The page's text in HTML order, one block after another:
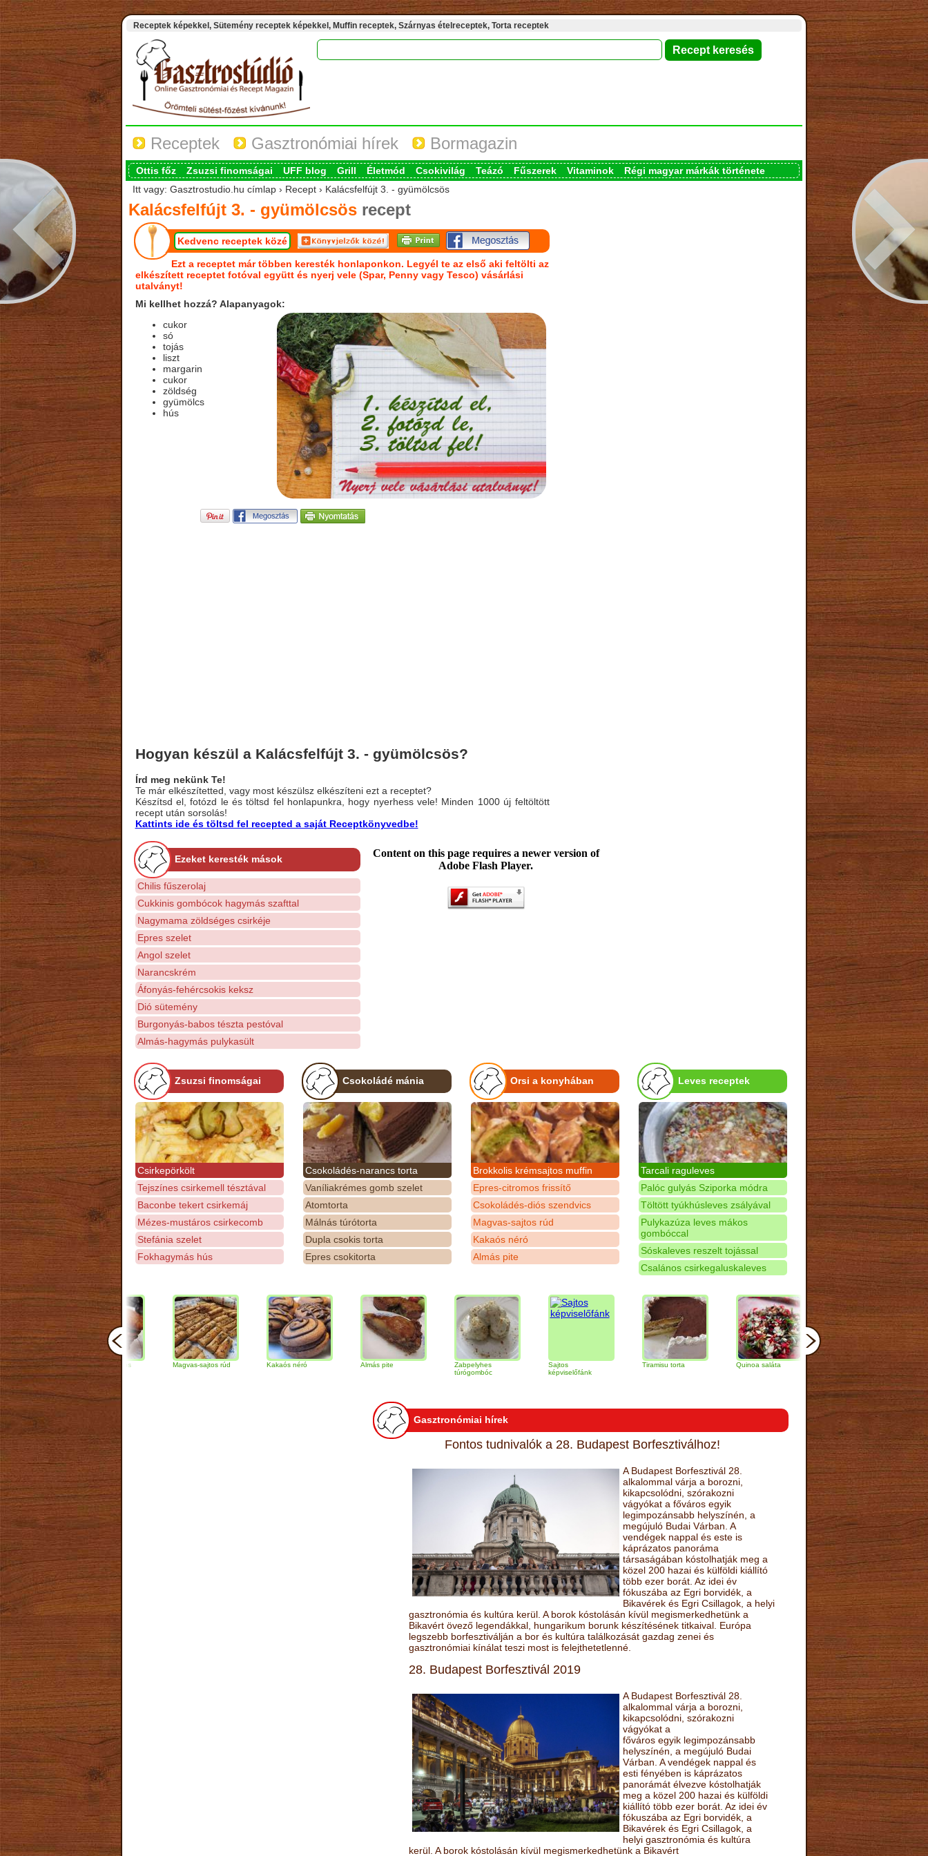
Receptek képekkel, Sütemény receptek képekkel, Muffin receptek, Szárnyas ételreceptek, Torta receptek
Receptek Gasztronómiai hírek Bormagazin
Ottis főz Zsuzsi finomságai UFF blog Grill Életmód Csokivilág Teázó Fűszerek Vitaminok
Régi magyar márkák története
Itt vagy: Gasztrostudio.hu címlap › Recept › Kalácsfelfújt 3. - gyümölcsös
Kalácsfelfújt 3. - gyümölcsösrecept
Kedvenc receptek közé
Ezt a receptet már többen keresték honlaponkon. Legyél te az első aki feltölti az
elkészített receptet fotóval együtt és nyerj vele (Spar, Penny vagy Tesco) vásárlási
utalványt!
Mi kellhet hozzá? Alapanyagok:
cukor
só
tojás
liszt
margarin
cukor
zöldség
gyümölcs
hús
Hogyan készül a Kalácsfelfújt 3. - gyümölcsös?
Írd meg nekünk Te!
Te már elkészítetted, vagy most készülsz elkészíteni ezt a receptet?
Készítsd el, fotózd le és töltsd fel honlapunkra, hogy nyerhess vele! Minden 1000 új feltöltött
recept után sorsolás!
Kattints ide és töltsd fel recepted a saját Receptkönyvedbe!
Ezeket keresték mások
Chilis fűszerolaj
Cukkinis gombócok hagymás szafttal
Nagymama zöldséges csirkéje
Epres szelet
Angol szelet
Narancskrém
Áfonyás-fehércsokis keksz
Dió sütemény
Burgonyás-babos tészta pestóval
Almás-hagymás pulykasült
Content on this page requires a newer version of
Adobe Flash Player.
Zsuzsi finomságai
Csirkepörkölt
Tejszínes csirkemell tésztával
Baconbe tekert csirkemáj
Mézes-mustáros csirkecomb
Stefánia szelet
Fokhagymás hús
Csokoládé mánia
Csokoládés-narancs torta
Vaníliakrémes gomb szelet
Atomtorta
Málnás túrótorta
Dupla csokis torta
Epres csokitorta
Orsi a konyhában
Brokkolis krémsajtos muffin
Epres-citromos frissítő
Csokoládés-diós szendvics
Magvas-sajtos rúd
Kakaós néró
Almás pite
Leves receptek
Tarcali raguleves
Palóc gulyás Sziporka módra
Töltött tyúkhúsleves zsályával
Pulykazúza leves mákos
gombóccal
Sóskaleves reszelt tojással
Csalános csirkegaluskaleves
Csokoládés-diós
szendvics
Magvas-sajtos rúd Kakaós néró Almás pite
Zabpelyhes
túrógombóc
képviselőfánk
Tiramisu torta Quinoa saláta Mandulás kifli
narancs
Gasztronómiai hírek
Fontos tudnivalók a 28. Budapest Borfesztiválhoz!
A Budapest Borfesztivál 28.
alkalommal várja a borozni,
kikapcsolódni, szórakozni
vágyókat a főváros egyik
legimpozánsabb helyszínén, a
megújuló Budai Várban. A
vendégek nappal és este is
káprázatos panoráma
társaságában kóstolhatják meg a
közel 200 hazai és külföldi kiállító
több ezer borát. Az idei év
fókuszába az Egri borvidék, a
Bikavérek és Egri Csillagok, a helyi
gasztronómia és kultúra kerül. A borok kóstolásán kívül megismerkedhetünk a
Bikavért övező legendákkal, hungarikum borunk készítésének titkaival. Európa
legszebb borfesztiválján a bor és kultúra találkozását gazdag zenei és
gasztronómiai kínálat teszi most is felejthetetlenné.
28. Budapest Borfesztivál 2019
A Budapest Borfesztivál 28.
alkalommal várja a borozni,
kikapcsolódni, szórakozni
vágyókat a
főváros egyik legimpozánsabb
helyszínén, a megújuló Budai
Várban. A vendégek nappal és
esti fényében is káprázatos
panorámát élvezve kóstolhatják
meg a közel 200 hazai és külföldi
kiállító több ezer borát. Az idei év
fókuszába az Egri borvidék, a
Bikavérek és Egri Csillagok, a
helyi gasztronómia és kultúra
kerül. A borok kóstolásán kívül megismerkedhetünk a Bikavért